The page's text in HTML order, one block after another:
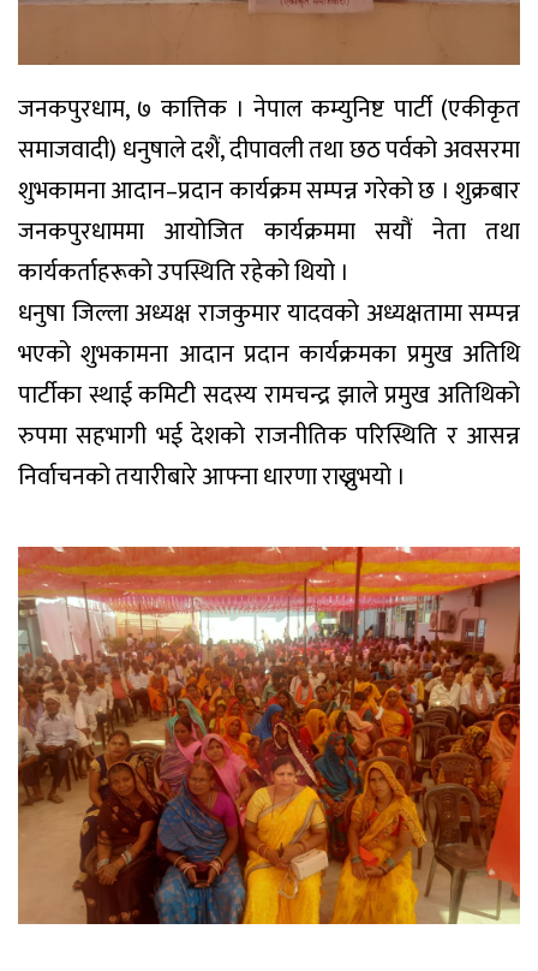
जनकपुरधाम, ७ कात्तिक । नेपाल कम्युनिष्ट पार्टी (एकीकृत
समाजवादी) धनुषाले दशैं, दीपावली तथा छठ पर्वको अवसरमा
शुभकामना आदान–प्रदान कार्यक्रम सम्पन्न गरेको छ । शुक्रबार
जनकपुरधाममा आयोजित कार्यक्रममा सयौं नेता तथा
कार्यकर्ताहरूको उपस्थिति रहेको थियो ।
धनुषा जिल्ला अध्यक्ष राजकुमार यादवको अध्यक्षतामा सम्पन्न
भएको शुभकामना आदान प्रदान कार्यक्रमका प्रमुख अतिथि
पार्टीका स्थाई कमिटी सदस्य रामचन्द्र झाले प्रमुख अतिथिको
रुपमा सहभागी भई देशको राजनीतिक परिस्थिति र आसन्न
निर्वाचनको तयारीबारे आफ्ना धारणा राख्नुभयो ।